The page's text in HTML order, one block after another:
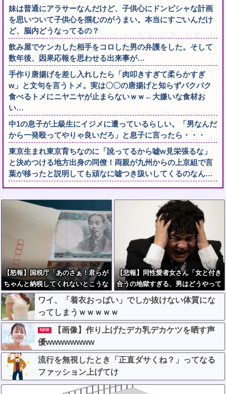
妹は普通にアラサーなんだけど、子供心にドンピシャな計画
を思いついて子供心を掴むのがうまい。本当にすごいんだけ
ど、脳内どうなってるの？
飲み屋でケンカした相手をコロした男の弁護をした。そして
数年後、因果応報を思わせる出来事が…
手作り唐揚げを差し入れしたら「肉叩きすぎて柔らかすぎ
w」と文句を言うトメ。実は〇〇の唐揚げと知らずバクバク
食べるトメにニヤニヤが止まらないｗｗ←大嫌いな食材お
い…
中1の息子が上級生にイジメに遭っているらしい。「男なんだ
から一発殴ってやりゃ良いだろ」と息子に言ったら・・・
東京生まれ東京育ちなのに「訛ってるから嘘w見栄張るな」
と決めつける地方出身の同僚！両親が九州からの上京組で言
葉が移ったと説明しても頑なに嘘つき扱いしてくるのなん…
【怒報】国税庁「あのさぁ！君らが
ちゃんと納税してくれないとこうな
っちゃうけどどうする？！」←これ
w w w w w w w w
【悲報】同性愛者女さん「女と付き
合うの地獄すぎる、男はどうやって
耐えてんの？」←コレは同意せざる
おえないと話題に
ワイ、「着衣おっばい」でしか抜けない体質にな
ってしまうｗｗｗｗｗ
NEW
【画像】作り上げたデカ乳デカケツを晒す声
優wwwwwwww
流行を無視したとき「正直ダサくね？」ってなる
ファッション上げてけ